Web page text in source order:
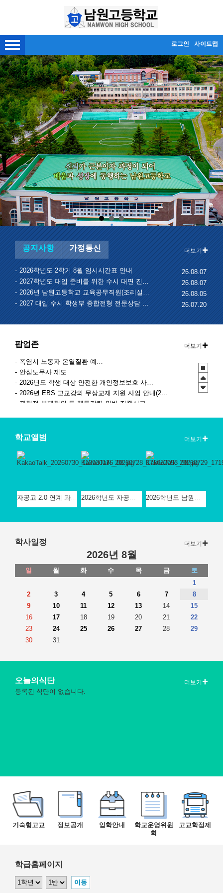
로그인 사이트맵
공지사항 더보기
2026학년도 2학기 8월 임시시간표 안내
26.08.07
2027학년도 대입 준비를 위한 수시 대면 진학상담 운영 및 신청 안내
26.08.07
2026년 남원고등학교 교육공무직원(조리실무사) 채용 공고
26.08.05
2027 대입 수시 학생부 종합전형 전문상담 신청 안내
26.07.20
가정통신
팝업존 더보기
관행적 부패행위 등 행동강령 위반 집중신고기간 운영
2026년 EBS 고교강의 무상교재 지원 사업 안내(2학기 2차)
2026년도 학생 대상 안전한 개인정보보호 사례 공모전
안심노무사 제도 홍보
폭염시 노동자 온열질환 예방수칙
2026 학생 성장 지원 학부모 아카데미 운영
학교앨범 더보기
자공고 2.0 연계 과학/기술가정/정보과 프로그램 2026학년도 자공고 특색 프로그램 '미디UP 프로젝트' - JTV 방송국 견학 2026학년도 남원고 자공고 '메이저 업 프로젝트' - 바이오 산업과 연구 실습' 진행
학사일정 더보기
2026년 8월
일 월 화 수 목 금
토
1
2
3 4 5 6 7
8
9
10 11 12 13 14
15
16
17 18 19 20 21
22
23
24 25 26 27 28
29
30
31
오늘의식단 더보기
등록된 식단이 없습니다.
기숙형고교 정보공개 입학안내
학교운영위원
회
고교학점제
학급홈페이지